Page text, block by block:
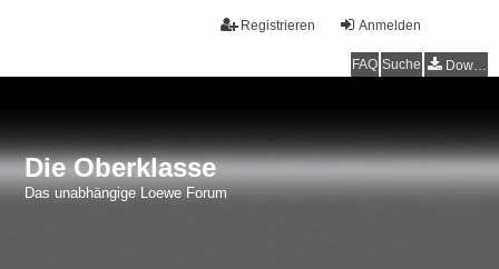
Anmelden
Registrieren
FAQ Suche Downloads
Die Oberklasse
Das unabhängige Loewe Forum